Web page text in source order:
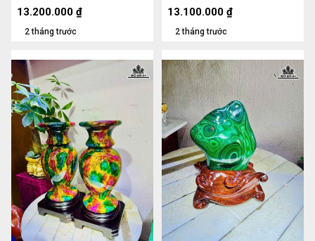
2 tháng trước
13.200.000 ₫
2 tháng trước
13.100.000 ₫